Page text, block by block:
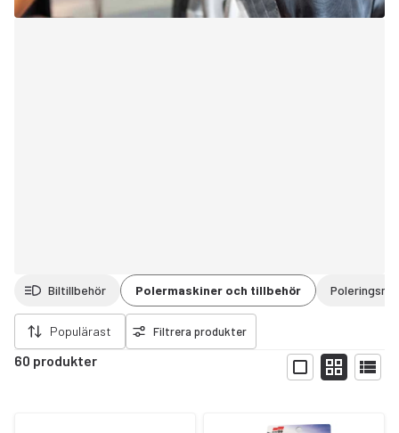
Biltillbehör Polermaskiner och tillbehör
Populärast Filtrera produkter
60 produkter
Visa
filter